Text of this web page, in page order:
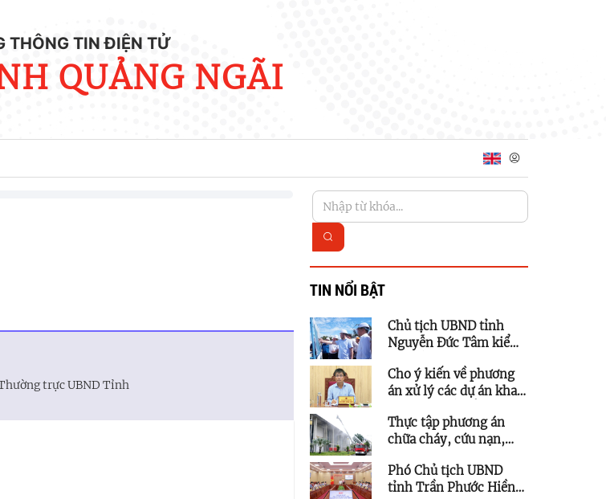
THÔNG TIN ĐIỆN TỬ
QUẢNG NGÃI
trực UBND Tỉnh
TIN NỔI BẬT
Chủ tịch UBND tỉnh
Nguyễn Đức Tâm kiểm
trọng điểm của Hòa
Phát tại KKT Dung Quất
Cho ý kiến về phương
án xử lý các dự án khai
triển kết cấu hạ tầng
trên địa bàn phía Tây
Thực tập phương án
chữa cháy, cứu nạn,
Hội nghị và Triển lãm
tỉnh Quảng Ngãi
Phó Chủ tịch UBND
tỉnh Trần Phước Hiền